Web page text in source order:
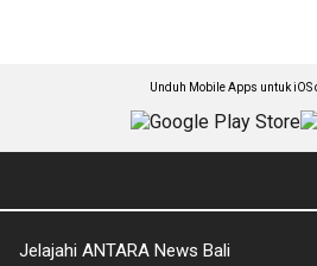
Unduh Mobile Apps untuk iOS
Jelajahi ANTARA News Bali